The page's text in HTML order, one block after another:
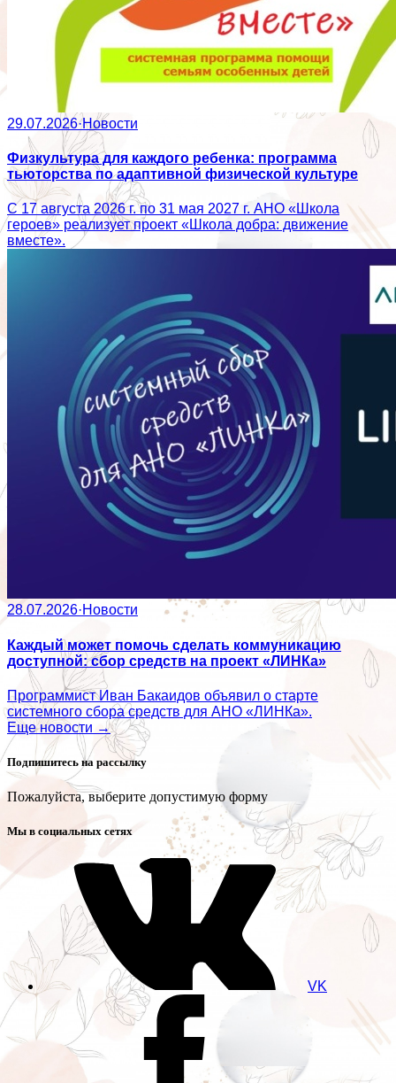
29.07.2026·Новости
Физкультура для каждого ребенка: программа
тьюторства по адаптивной физической культуре
С 17 августа 2026 г. по 31 мая 2027 г. АНО «Школа
героев» реализует проект «Школа добра: движение
вместе».
28.07.2026·Новости
Каждый может помочь сделать коммуникацию
доступной: сбор средств на проект «ЛИНКа»
Программист Иван Бакаидов объявил о старте
системного сбора средств для АНО «ЛИНКа».
Еще новости →
Подпишитесь на рассылку
Пожалуйста, выберите допустимую форму
Мы в социальных сетях
VK